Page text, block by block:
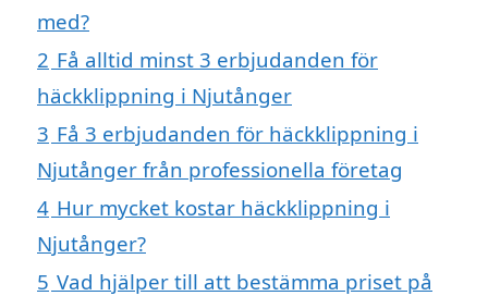
med?
2 Få alltid minst 3 erbjudanden för
häckklippning i Njutånger
3 Få 3 erbjudanden för häckklippning i
Njutånger från professionella företag
4 Hur mycket kostar häckklippning i
Njutånger?
5 Vad hjälper till att bestämma priset på